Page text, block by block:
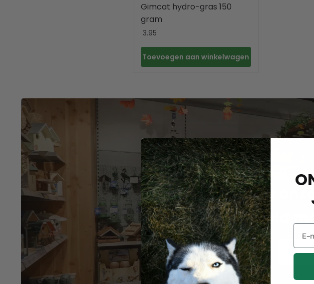
Gimcat hydro-gras 150
gram
3.95
Toevoegen aan winkelwagen
Kom naar
in Varsseveld